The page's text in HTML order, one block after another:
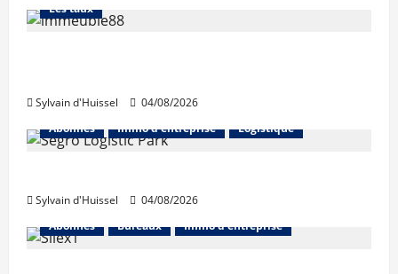
Les taux
Sylvain d'Huissel
04/08/2026
Abonnés
Immo d'entreprise Logistique
Sylvain d'Huissel
04/08/2026
Abonnés
Bureaux Immo d'entreprise